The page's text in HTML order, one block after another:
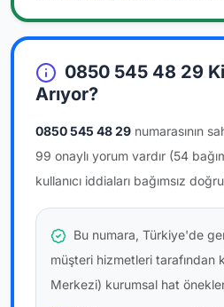
0850 545 48 29
Arıyor?
0850 545 48 29 numarasının
99 onaylı yorum vardır (54
kullanıcı iddiaları bağımsız
Bu numara, Türkiye'de
müşteri hizmetleri tarafından
Merkezi) kurumsal hat